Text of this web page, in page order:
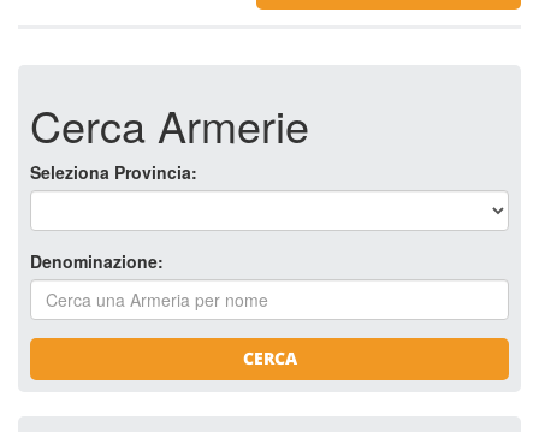
Cerca Armerie
Seleziona Provincia:
Denominazione:
CERCA